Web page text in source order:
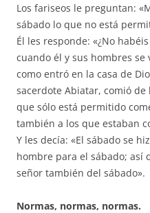
Los fariseos le preguntan:
sábado lo que no está
Él les responde: «¿No
cuando él y sus hombres
como entró en la casa de
sacerdote Abiatar, comió
que sólo está permitido
también a los que estaban
Y les decía: «El sábado se
hombre para el sábado; así
señor también del sábado».
Normas, normas, normas.